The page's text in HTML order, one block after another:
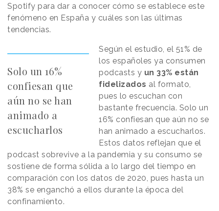
Spotify para dar a conocer cómo se establece este
fenómeno en España y cuáles son las últimas
tendencias.
Solo un 16%
confiesan que
aún no se han
animado a
escucharlos
Según el estudio, el 51% de
los españoles ya consumen
podcasts y un 33% están
fidelizados al formato,
pues lo escuchan con
bastante frecuencia. Solo un
16% confiesan que aún no se
han animado a escucharlos.
Estos datos reflejan que el
podcast sobrevive a la pandemia y su consumo se
sostiene de forma sólida a lo largo del tiempo en
comparación con los datos de 2020, pues hasta un
38% se enganchó a ellos durante la época del
confinamiento.